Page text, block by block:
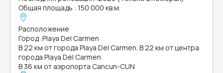
Общая площадь : 150 000 кв.м.
Расположение
Город :Playa Del Carmen
В 22 км от города Playa Del Carmen. В 22 км от центра
города Playa Del Carmen
В 36 км от аэропорта Cancun-CUN